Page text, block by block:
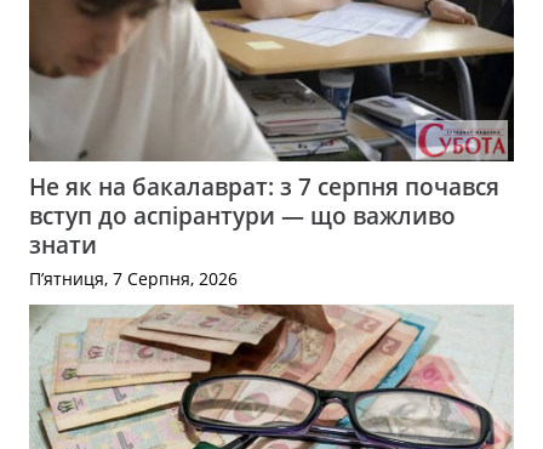
Не як на бакалаврат: з 7 серпня почався
вступ до аспірантури — що важливо
знати
П’ятниця, 7 Серпня, 2026